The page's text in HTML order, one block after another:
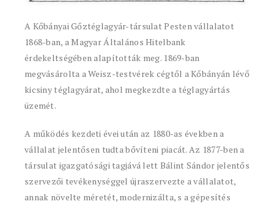
A Kőbányai Gőztéglagyár-társulat Pesten vállalatot
1868-ban, a Magyar Általános Hitelbank
érdekeltségében alapították meg. 1869-ban
megvásárolta a Weisz-testvérek cégtől a Kőbányán lévő
kicsiny téglagyárat, ahol megkezdte a téglagyártás
üzemét.
A működés kezdeti évei után az 1880-as években a
vállalat jelentősen tudta bővíteni piacát. Az 1877-ben a
társulat igazgatósági tagjává lett Bálint Sándor jelentős
szervezői tevékenységgel újraszervezte a vállalatot,
annak növelte méretét, modernizálta, s a gépesítés